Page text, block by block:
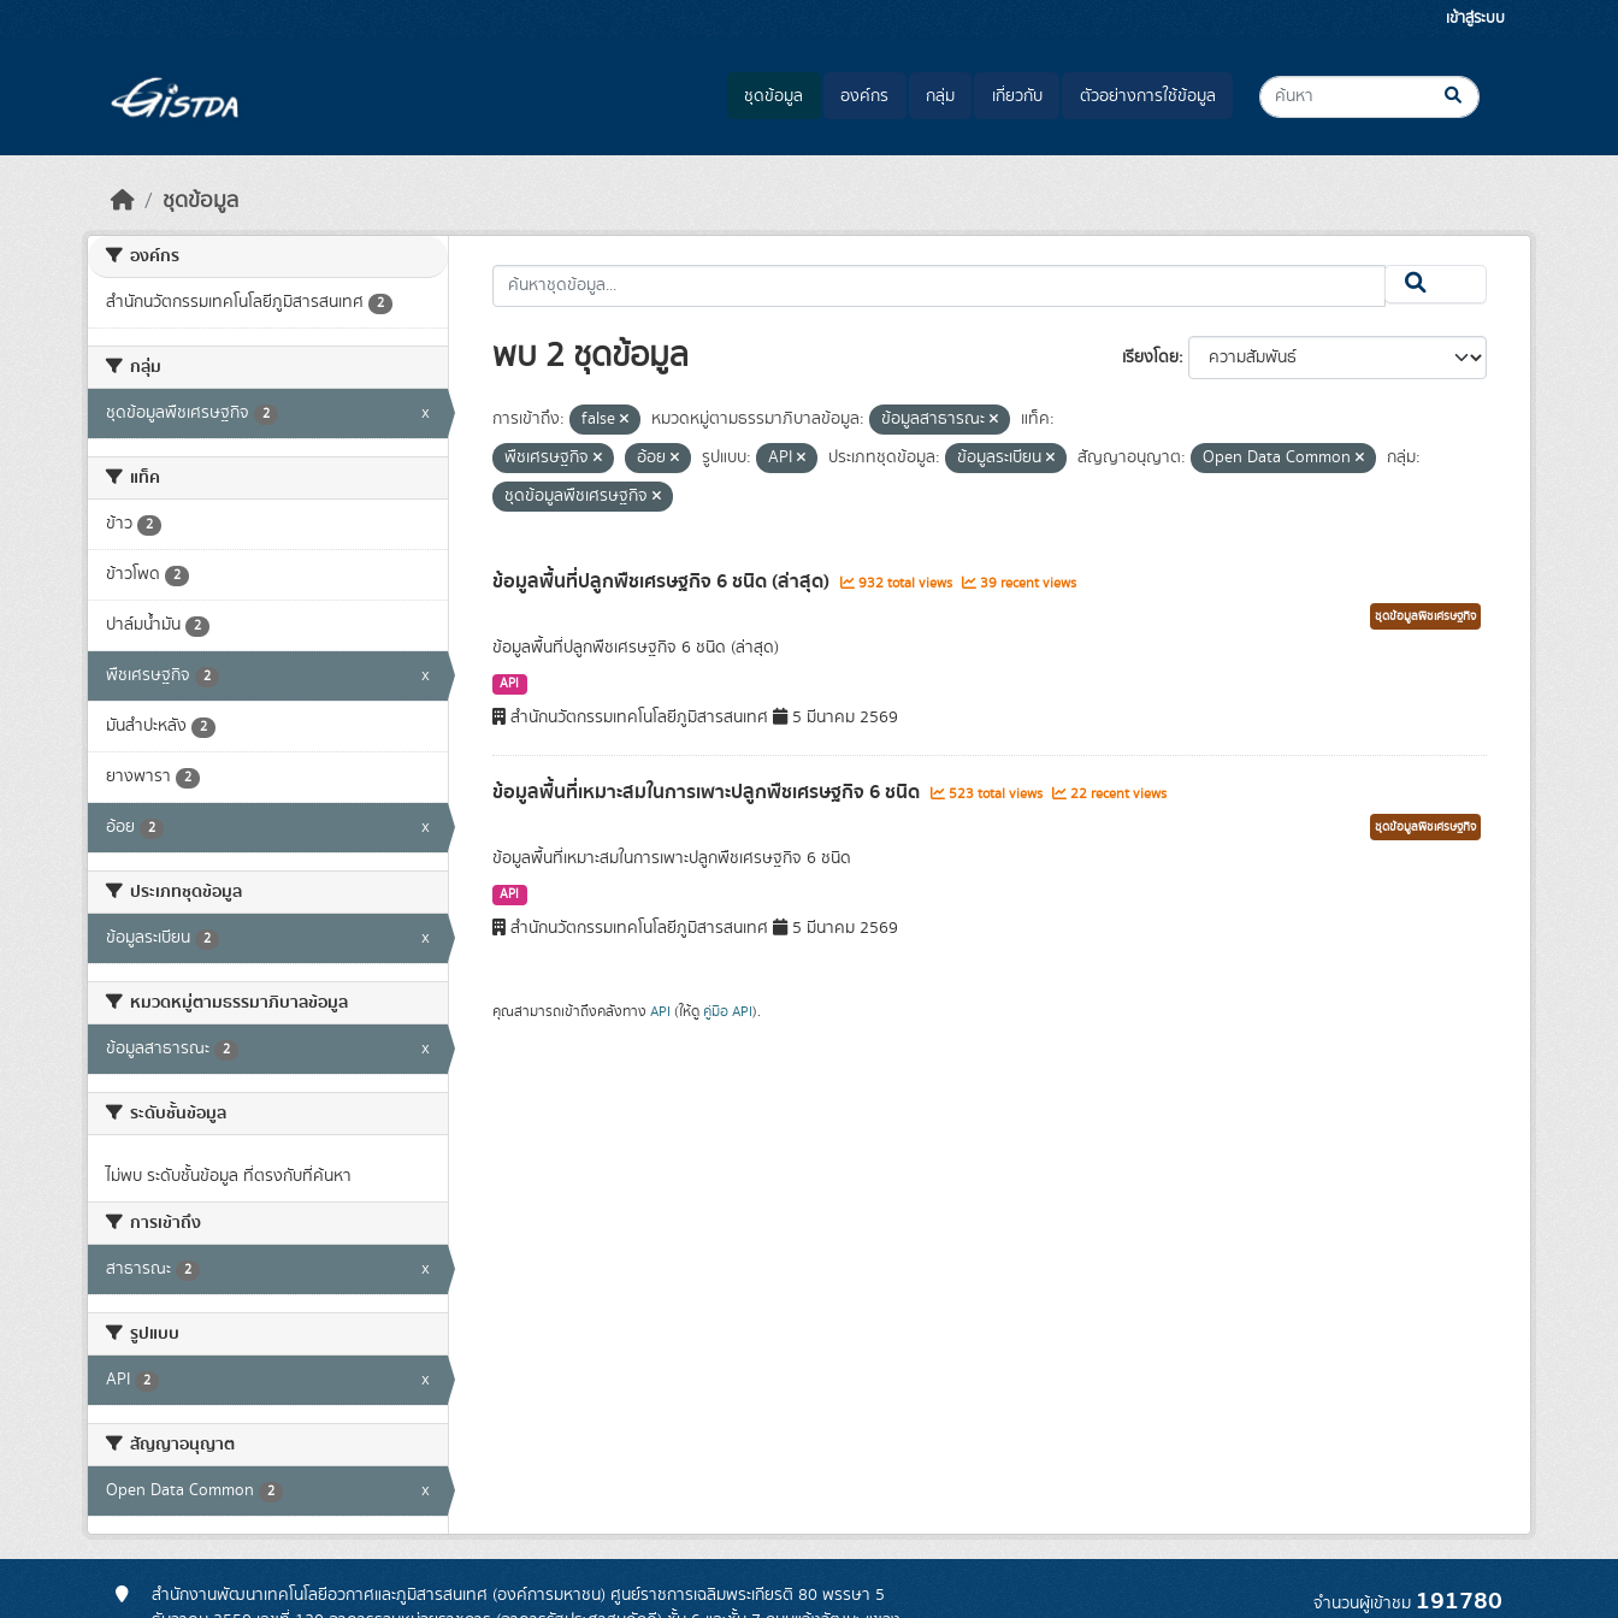
เข้าสู่ระบบ
ชุดข้อมูล องค์กร กลุ่ม เกี่ยวกับ ตัวอย่างการใช้ข้อมูล
ชุดข้อมูล
องค์กร
สำนักนวัตกรรมเทคโนโลยีภูมิสารสนเทศ 2
กลุ่ม
ชุดข้อมูลพืชเศรษฐกิจ 2 x
แท็ค
ข้าว 2
ข้าวโพด 2
ปาล์มน้ำมัน 2
พืชเศรษฐกิจ 2 x
มันสำปะหลัง 2
ยางพารา 2
อ้อย 2 x
ประเภทชุดข้อมูล
ข้อมูลระเบียน 2 x
หมวดหมู่ตามธรรมาภิบาลข้อมูล
ข้อมูลสาธารณะ 2 x
ระดับชั้นข้อมูล
ไม่พบ ระดับชั้นข้อมูล ที่ตรงกับที่ค้นหา
การเข้าถึง
สาธารณะ 2 x
รูปแบบ
API 2 x
สัญญาอนุญาต
Open Data Common 2 x
เรียงโดย
พบ 2 ชุดข้อมูล
การเข้าถึง: false หมวดหมู่ตามธรรมาภิบาลข้อมูล: ข้อมูลสาธารณะ
แท็ค:
พืชเศรษฐกิจ
อ้อย รูปแบบ: API ประเภทชุดข้อมูล: ข้อมูลระเบียน สัญญาอนุญาต: Open Data Common
กลุ่ม:
ชุดข้อมูลพืชเศรษฐกิจ
ข้อมูลพื้นที่ปลูกพืชเศรษฐกิจ 6 ชนิด (ล่าสุด) 932 total views 39 recent views
ชุดข้อมูลพืชเศรษฐกิจ
ข้อมูลพื้นที่ปลูกพืชเศรษฐกิจ 6 ชนิด (ล่าสุด)
API
สำนักนวัตกรรมเทคโนโลยีภูมิสารสนเทศ 5 มีนาคม 2569
ข้อมูลพื้นที่เหมาะสมในการเพาะปลูกพืชเศรษฐกิจ 6 ชนิด 523 total views 22 recent views
ชุดข้อมูลพืชเศรษฐกิจ
ข้อมูลพื้นที่เหมาะสมในการเพาะปลูกพืชเศรษฐกิจ 6 ชนิด
API
สำนักนวัตกรรมเทคโนโลยีภูมิสารสนเทศ 5 มีนาคม 2569
คุณสามารถเข้าถึงคลังทาง API (ให้ดู คู่มือ API).
สำนักงานพัฒนาเทคโนโลยีอวกาศและภูมิสารสนเทศ (องค์การมหาชน) ศูนย์ราชการเฉลิมพระเกียรติ 80 พรรษา 5
จำนวนผู้เข้าชม 191780